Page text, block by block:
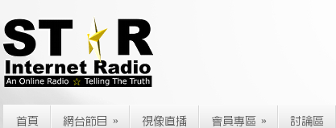
首頁 網台節目 » 視像直播 會員專區 » 討論區